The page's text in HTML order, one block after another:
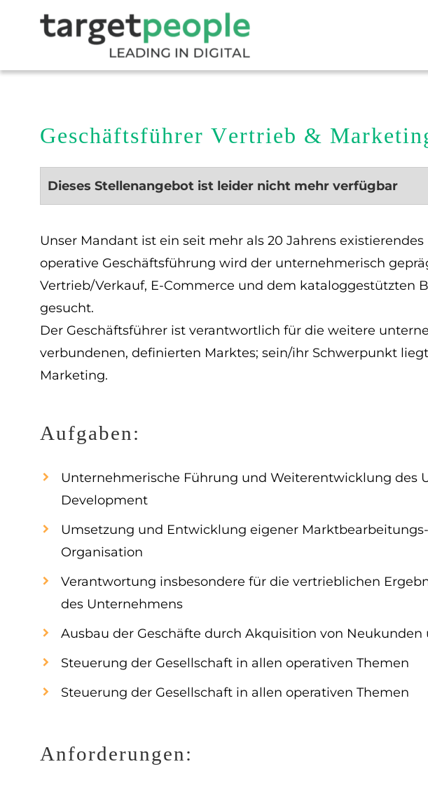
Geschäftsführer Vertrieb &
Dieses Stellenangebot ist leider nicht mehr verfügbar
Unser Mandant ist ein seit mehr als 20 Jahrens
operative Geschäftsführung wird der unternehmerisch
Vertrieb/Verkauf, E-Commerce und dem kataloggestützten
gesucht.
Der Geschäftsführer ist verantwortlich für die weitere
verbundenen, definierten Marktes; sein/ihr Schwerpunkt
Marketing.
Aufgaben:
Unternehmerische Führung und Weiterentwicklung des
Development
Umsetzung und Entwicklung eigener
Organisation
Verantwortung insbesondere für die vertrieblichen
des Unternehmens
Ausbau der Geschäfte durch Akquisition von
Steuerung der Gesellschaft in allen operativen Themen
Steuerung der Gesellschaft in allen operativen Themen
Anforderungen: